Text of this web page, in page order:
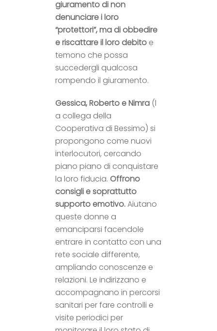
giuramento di non
denunciare i loro
“protettori”, ma di obbedire
e riscattare il loro debito e
temono che possa
succedergli qualcosa
rompendo il giuramento.
Gessica, Roberto e Nimra (l
a collega della
Cooperativa di Bessimo) si
propongono come nuovi
interlocutori, cercando
piano piano di conquistare
la loro fiducia. Offrono
consigli e soprattutto
supporto emotivo.Aiutano
queste donne a
emanciparsi facendole
entrare in contatto con una
rete sociale differente,
ampliando conoscenze e
relazioni. Le indirizzano e
accompagnano in percorsi
sanitari per fare controlli e
visite periodici per